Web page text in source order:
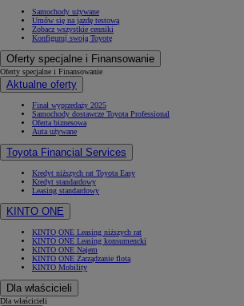
Samochody używane
Umów się na jazdę testową
Zobacz wszystkie cenniki
Konfiguruj swoją Toyotę
Oferty specjalne i Finansowanie
Oferty specjalne i Finansowanie
Aktualne oferty
Finał wyprzedaży 2025
Samochody dostawcze Toyota Professional
Oferta biznesowa
Auta używane
Toyota Financial Services
Kredyt niższych rat Toyota Easy
Kredyt standardowy
Leasing standardowy
KINTO ONE
KINTO ONE Leasing niższych rat
KINTO ONE Leasing konsumencki
KINTO ONE Najem
KINTO ONE Zarządzanie flotą
KINTO Mobility
Dla właścicieli
Dla właścicieli